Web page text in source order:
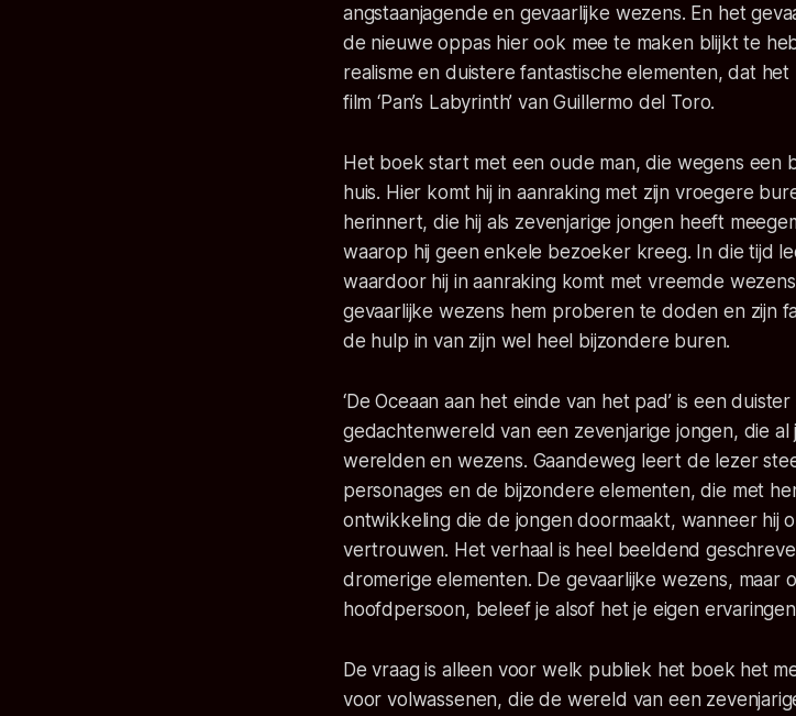
angstaanjagende en gevaarlijke wezens. En het
de nieuwe oppas hier ook mee te maken blijkt te
realisme en duistere fantastische elementen, dat
film ‘Pan’s Labyrinth’ van Guillermo del Toro.
Het boek start met een oude man, die wegens een
huis. Hier komt hij in aanraking met zijn vroegere
herinnert, die hij als zevenjarige jongen heeft
waarop hij geen enkele bezoeker kreeg. In die tijd
waardoor hij in aanraking komt met vreemde
gevaarlijke wezens hem proberen te doden en zijn
de hulp in van zijn wel heel bijzondere buren.
‘De Oceaan aan het einde van het pad’ is een
gedachtenwereld van een zevenjarige jongen, die
werelden en wezens. Gaandeweg leert de lezer
personages en de bijzondere elementen, die met
ontwikkeling die de jongen doormaakt, wanneer hij
vertrouwen. Het verhaal is heel beeldend
dromerige elementen. De gevaarlijke wezens, maar
hoofdpersoon, beleef je alsof het je eigen ervaringen
De vraag is alleen voor welk publiek het boek het
voor volwassenen, die de wereld van een